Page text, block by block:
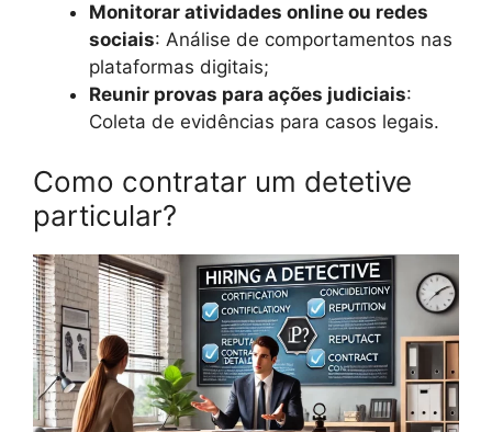
Monitorar atividades online ou redes
sociais: Análise de comportamentos nas
plataformas digitais;
Reunir provas para ações judiciais:
Coleta de evidências para casos legais.
Como contratar um detetive
particular?